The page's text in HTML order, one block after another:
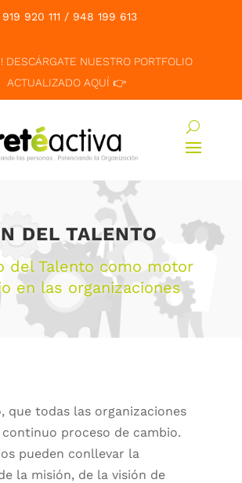
919 920 111 / 948 199 613
DESCÁRGATE NUESTRO PORTFOLIO
ACTUALIZADO AQUÍ 👉
DEL TALENTO
del Talento como motor
en las organizaciones
que todas las organizaciones
proceso de cambio.
pueden conllevar la
la misión, de la visión de